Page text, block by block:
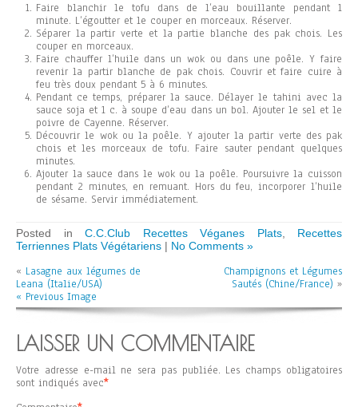
Faire blanchir le tofu dans de l’eau bouillante pendant 1
minute. L’égoutter et le couper en morceaux. Réserver.
Séparer la partir verte et la partie blanche des pak chois. Les
couper en morceaux.
Faire chauffer l’huile dans un wok ou dans une poêle. Y faire
revenir la partir blanche de pak chois. Couvrir et faire cuire à
feu très doux pendant 5 à 6 minutes.
Pendant ce temps, préparer la sauce. Délayer le tahini avec la
sauce soja et 1 c. à soupe d’eau dans un bol. Ajouter le sel et le
poivre de Cayenne. Réserver.
Découvrir le wok ou la poêle. Y ajouter la partir verte des pak
chois et les morceaux de tofu. Faire sauter pendant quelques
minutes.
Ajouter la sauce dans le wok ou la poêle. Poursuivre la cuisson
pendant 2 minutes, en remuant. Hors du feu, incorporer l’huile
de sésame. Servir immédiatement.
Posted in C.C.Club Recettes Véganes Plats, Recettes
Terriennes Plats Végétariens | No Comments »
« Lasagne aux légumes de
Leana (Italie/USA)
Champignons et Légumes
Sautés (Chine/France) »
« Previous Image
LAISSER UN COMMENTAIRE
Votre adresse e-mail ne sera pas publiée. Les champs obligatoires
sont indiqués avec*